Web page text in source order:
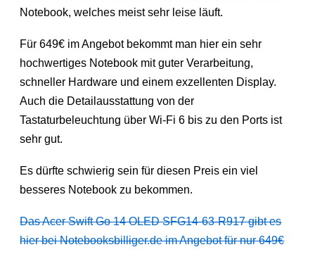
Notebook, welches meist sehr leise läuft.
Für 649€ im Angebot bekommt man hier ein sehr
hochwertiges Notebook mit guter Verarbeitung,
schneller Hardware und einem exzellenten Display.
Auch die Detailausstattung von der
Tastaturbeleuchtung über Wi-Fi 6 bis zu den Ports ist
sehr gut.
Es dürfte schwierig sein für diesen Preis ein viel
besseres Notebook zu bekommen.
Das Acer Swift Go 14 OLED SFG14-63-R917 gibt es
hier bei Notebooksbilliger.de im Angebot für nur 649€